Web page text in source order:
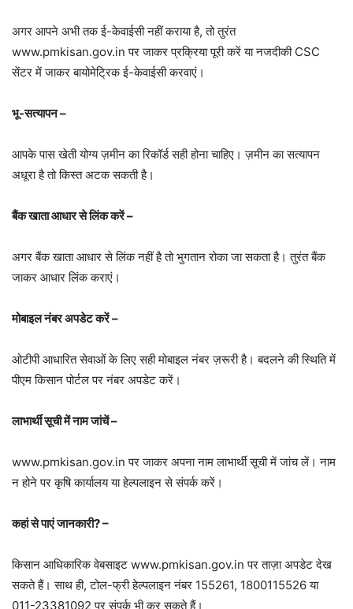
अगर आपने अभी तक ई-केवाईसी नहीं कराया है, तो तुरंत
www.pmkisan.gov.in पर जाकर प्रक्रिया पूरी करें या नजदीकी CSC
सेंटर में जाकर बायोमेट्रिक ई-केवाईसी करवाएं।
भू-सत्यापन –
आपके पास खेती योग्य ज़मीन का रिकॉर्ड सही होना चाहिए। ज़मीन का सत्यापन
अधूरा है तो किस्त अटक सकती है।
बैंक खाता आधार से लिंक करें –
अगर बैंक खाता आधार से लिंक नहीं है तो भुगतान रोका जा सकता है। तुरंत बैंक
जाकर आधार लिंक कराएं।
मोबाइल नंबर अपडेट करें –
ओटीपी आधारित सेवाओं के लिए सही मोबाइल नंबर ज़रूरी है। बदलने की स्थिति में
पीएम किसान पोर्टल पर नंबर अपडेट करें।
लाभार्थी सूची में नाम जांचें –
www.pmkisan.gov.in पर जाकर अपना नाम लाभार्थी सूची में जांच लें। नाम
न होने पर कृषि कार्यालय या हेल्पलाइन से संपर्क करें।
कहां से पाएं जानकारी? –
किसान आधिकारिक वेबसाइट www.pmkisan.gov.in पर ताज़ा अपडेट देख
सकते हैं। साथ ही, टोल-फ्री हेल्पलाइन नंबर 155261, 1800115526 या
011-23381092 पर संपर्क भी कर सकते हैं।